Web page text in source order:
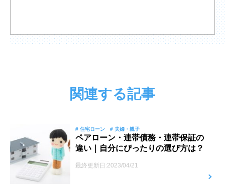
関連する記事
# 住宅ローン # 夫婦・親子
ペアローン・連帯債務・連帯保証の
違い｜自分にぴったりの選び方は？
最終更新日:2023/04/21